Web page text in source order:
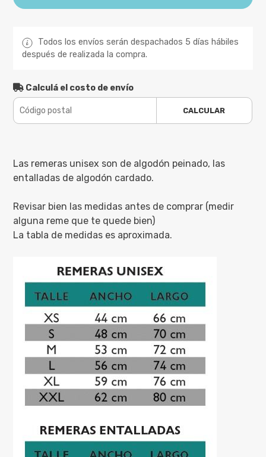
Todos los envíos serán despachados 5 días hábiles
después de realizada la compra.
Calculá el costo de envío
CALCULAR
Las remeras unisex son de algodón peinado, las
entalladas de algodón cardado.
Revisar bien las medidas antes de comprar (medir
alguna reme que te quede bien)
La tabla de medidas es aproximada.